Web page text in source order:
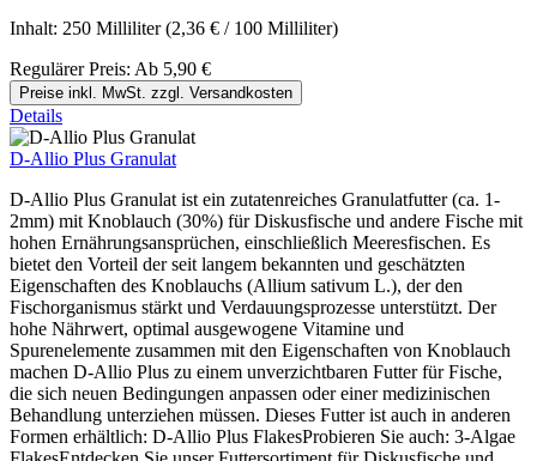
Inhalt: 250 Milliliter(2,36 € / 100 Milliliter)
Regulärer Preis: Ab 5,90 €
Preise inkl. MwSt. zzgl. Versandkosten
Details
D-Allio Plus Granulat
D-Allio Plus Granulat ist ein zutatenreiches Granulatfutter (ca. 1-
2mm) mit Knoblauch (30%) für Diskusfische und andere Fische mit
hohen Ernährungsansprüchen, einschließlich Meeresfischen. Es
bietet den Vorteil der seit langem bekannten und geschätzten
Eigenschaften des Knoblauchs (Allium sativum L.), der den
Fischorganismus stärkt und Verdauungsprozesse unterstützt. Der
hohe Nährwert, optimal ausgewogene Vitamine und
Spurenelemente zusammen mit den Eigenschaften von Knoblauch
machen D-Allio Plus zu einem unverzichtbaren Futter für Fische,
die sich neuen Bedingungen anpassen oder einer medizinischen
Behandlung unterziehen müssen. Dieses Futter ist auch in anderen
Formen erhältlich: D-Allio Plus FlakesProbieren Sie auch: 3-Algae